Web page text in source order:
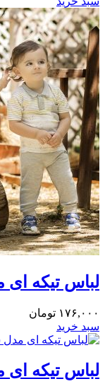
لباس تیکه
۱۷۶,۰۰۰ تومان
سبد خرید
لباس تیکه